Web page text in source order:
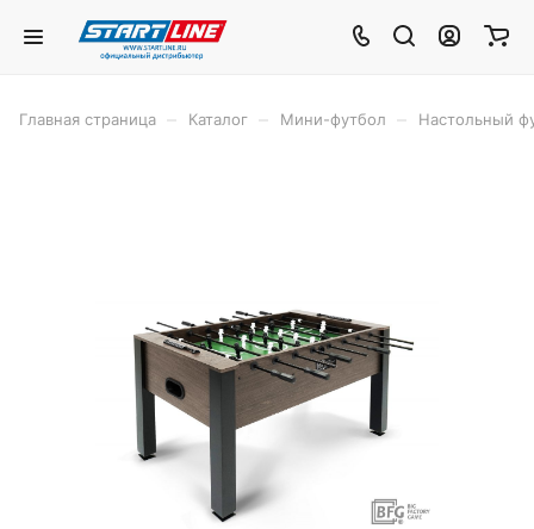
Главная страница Каталог Мини-футбол Настольный